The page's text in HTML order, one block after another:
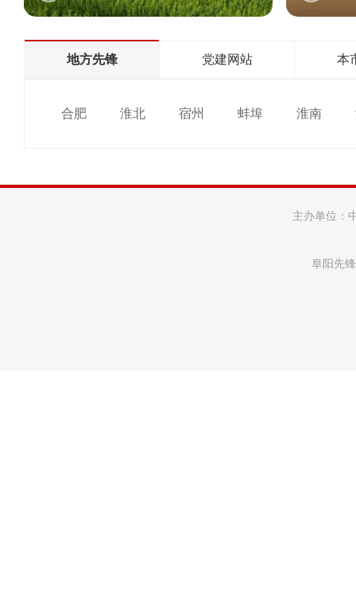
地方先锋 党建网站 本
合肥 淮北 宿州 蚌埠 淮南
主办单位：
阜阳先